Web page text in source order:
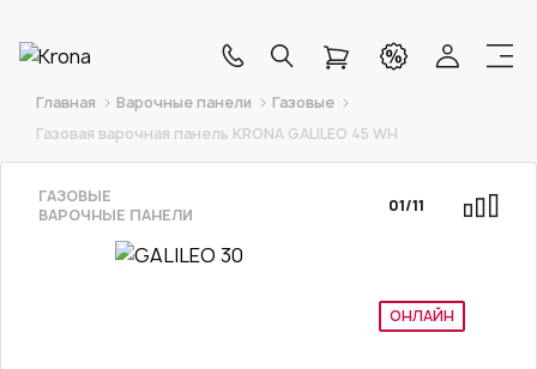
Главная Варочные панели
Газовые
Газовая варочная панель KRONA GALILEO 45 WH
ОНЛАЙН
ГАЗОВЫЕ
ВАРОЧНЫЕ ПАНЕЛИ
01/11